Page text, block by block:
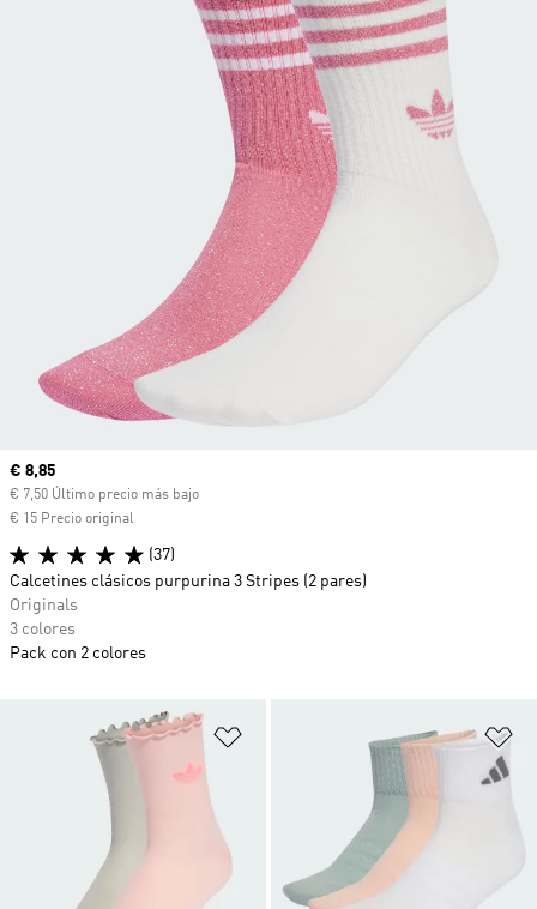
Añadir a la lista de deseos
Precio actual
€ 8,85
€ 7,50 Último precio más bajo
€ 15 Precio original
(37)
Calcetines clásicos purpurina 3 Stripes (2 pares)
Originals
3 colores
Pack con 2 colores